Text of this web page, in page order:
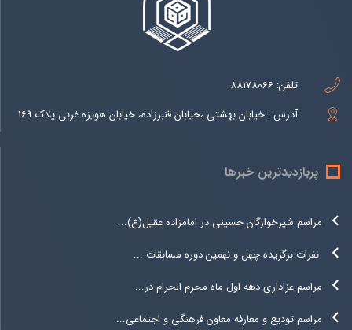
تلفن: 88178066
آدرس : خیابان بهشتی ،خیابان قنبرزاده، خیابان هویزه غربی پلاک 169
پربازدیدترین خبرها
مراسم شیرخوارگان حسینی در امامزاده عقیل(ع)...
نفرات برگزیده چهل و نهمین دوره مسابقات ...
مراسم عزاداری دهه اول ماه محرم الحرام در...
مراسم تودیع و معارفه معاون فرهنگی و اجتماعی...